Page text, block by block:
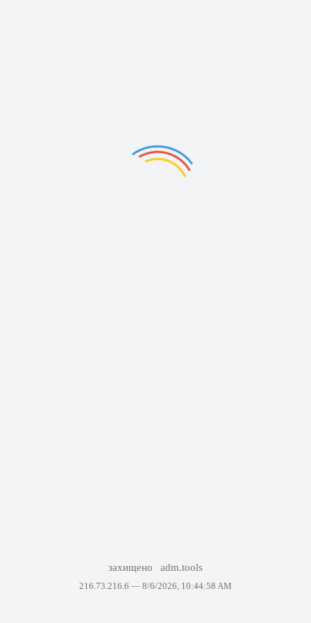
захищено adm.tools
216.73.216.6 — 8/6/2026, 10:44:58 AM